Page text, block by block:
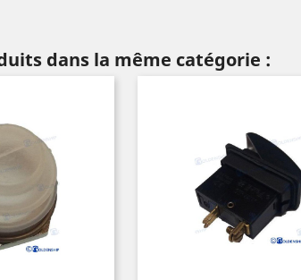
dans la même catégorie :